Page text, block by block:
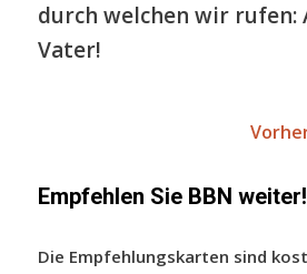
durch welchen wir rufen:
Vater!
Empfehlen Sie BBN weiter!
Die Empfehlungskarten sind